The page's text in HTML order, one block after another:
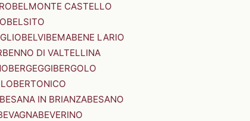
BELMONTE CASTELLO
BELSITO
BELVIBEMABENE LARIO
DI VALTELLINA
BERGEGGIBERGOLO
BERTONICO
BESANA IN BRIANZABESANO
BEVERINO